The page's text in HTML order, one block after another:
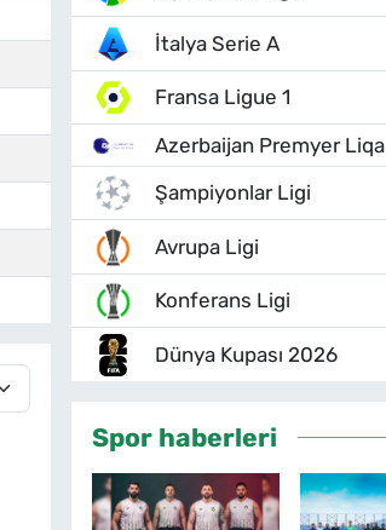
İtalya Serie A
Fransa Ligue 1
Azerbaijan Premyer Liqa
Şampiyonlar Ligi
Avrupa Ligi
Konferans Ligi
Dünya Kupası 2026
Spor haberleri